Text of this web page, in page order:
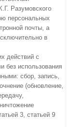
Разумовского
персональных
почты, а
в
действий с
без использования
сбор, запись,
(обновление,
3, статьей 9